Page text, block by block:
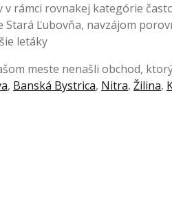
v rámci rovnakej kategórie
Stará Ľubovňa, navzájom
letáky
meste nenašli obchod,
, Banská Bystrica, Nitra, Žilina,